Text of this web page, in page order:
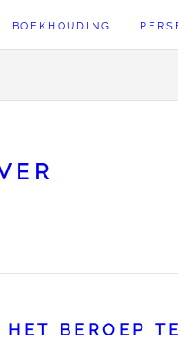
BOEKHOUDING
BEROEP